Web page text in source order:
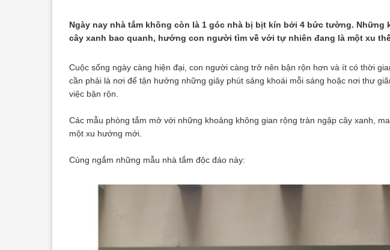
Ngày nay nhà tắm không còn là 1 góc nhà bị bịt kín bởi 4 bức tường.
cây xanh bao quanh, hướng con người tìm về với tự nhiên đang là một xu
Cuộc sống ngày càng hiện đại, con người càng trở nên bận rộn hơn và ít có thời
cần phải là nơi để tận hưởng những giây phút sảng khoái mỗi sáng hoặc nơi thư
việc bận rộn.
Các mẫu phòng tắm mở với những khoảng không gian rộng tràn ngập cây xanh,
một xu hướng mới.
Cùng ngắm những mẫu nhà tắm độc đáo này: